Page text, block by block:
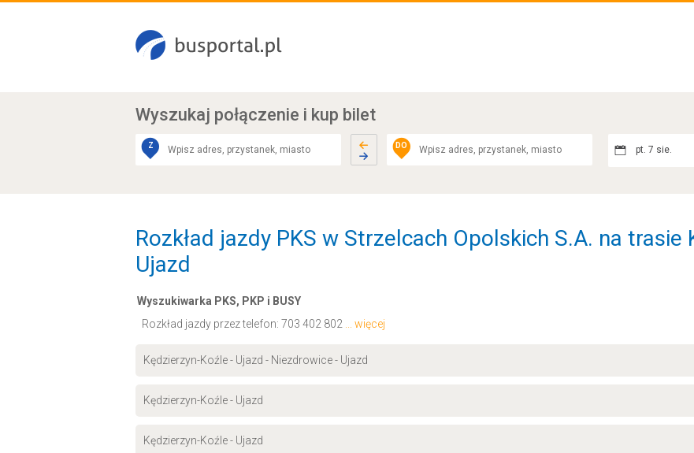
Wyszukaj połączenie i kup bilet
Z DO pt. 7 sie.
Rozkład jazdy PKS w Strzelcach Opolskich S.A. na trasie
Ujazd
Wyszukiwarka PKS, PKP i BUSY
Rozkład jazdy przez telefon: 703 402 802 ... więcej
Kędzierzyn-Koźle - Ujazd - Niezdrowice - Ujazd
Kędzierzyn-Koźle - Ujazd
Kędzierzyn-Koźle - Ujazd